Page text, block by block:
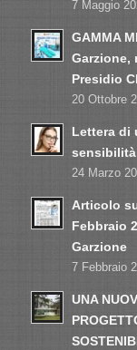
7 Maggio
GAMMA
Garzione,
Presidio
20 Ottobre
Lettera di
24 Marzo
Articolo
Febbraio
Garzione
7 Febbraio
UNA